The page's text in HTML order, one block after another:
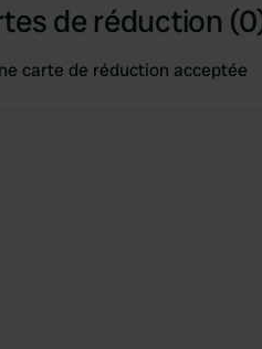
de réduction
carte de réduction acceptée